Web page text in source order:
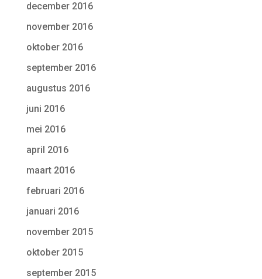
december 2016
november 2016
oktober 2016
september 2016
augustus 2016
juni 2016
mei 2016
april 2016
maart 2016
februari 2016
januari 2016
november 2015
oktober 2015
september 2015